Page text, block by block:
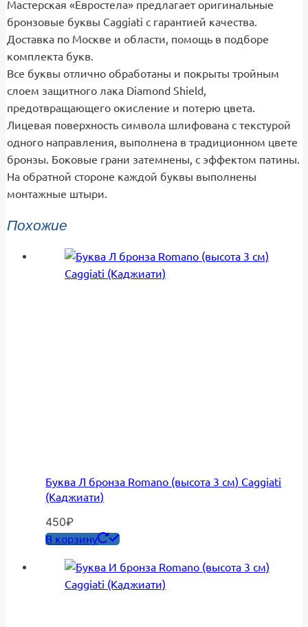
Мастерская «Евростела» предлагает оригинальные
бронзовые буквы Caggiati с гарантией качества.
Доставка по Москве и области, помощь в подборе
комплекта букв.
Все буквы отлично обработаны и покрыты тройным
слоем защитного лака Diamond Shield,
предотвращающего окисление и потерю цвета.
Лицевая поверхность символа шлифована с текстурой
одного направления, выполнена в традиционном цвете
бронзы. Боковые грани затемнены, с эффектом патины.
На обратной стороне каждой буквы выполнены
монтажные штыри.
Похожие
Буква Л бронза Romano (высота 3 см) Caggiati
(Каджиати)
450₽
В корзину